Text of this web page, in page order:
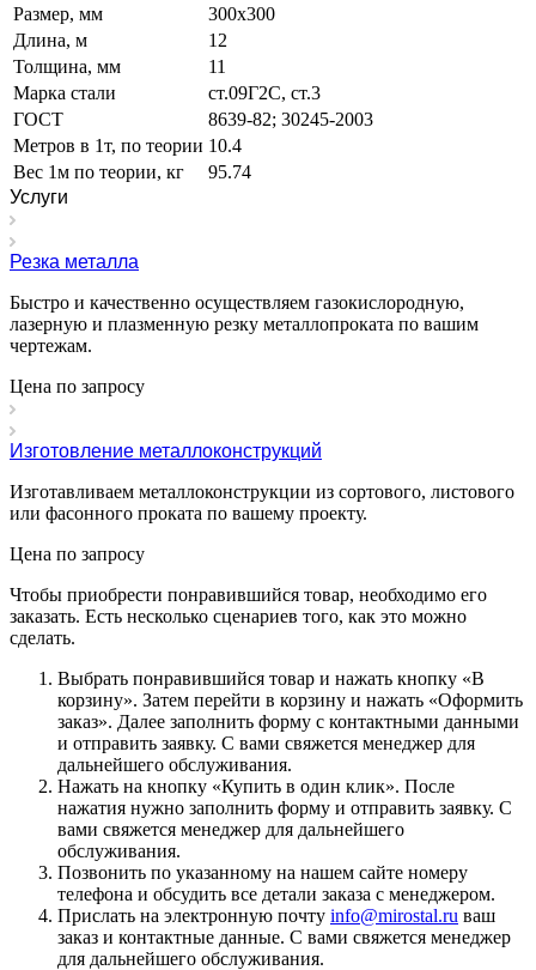
Размер, мм
300х300
Длина, м
12
Толщина, мм
11
Марка стали
ст.09Г2С, ст.3
ГОСТ
8639-82; 30245-2003
Метров в 1т, по теории 10.4
Вес 1м по теории, кг
95.74
Услуги
Резка металла
Быстро и качественно осуществляем газокислородную,
лазерную и плазменную резку металлопроката по вашим
чертежам.
Цена по запросу
Изготовление металлоконструкций
Изготавливаем металлоконструкции из сортового, листового
или фасонного проката по вашему проекту.
Цена по запросу
Чтобы приобрести понравившийся товар, необходимо его
заказать. Есть несколько сценариев того, как это можно
сделать.
Выбрать понравившийся товар и нажать кнопку «В
корзину». Затем перейти в корзину и нажать «Оформить
заказ». Далее заполнить форму с контактными данными
и отправить заявку. С вами свяжется менеджер для
дальнейшего обслуживания.
Нажать на кнопку «Купить в один клик». После
нажатия нужно заполнить форму и отправить заявку. С
вами свяжется менеджер для дальнейшего
обслуживания.
Позвонить по указанному на нашем сайте номеру
телефона и обсудить все детали заказа с менеджером.
Прислать на электронную почту info@mirostal.ru ваш
заказ и контактные данные. С вами свяжется менеджер
для дальнейшего обслуживания.